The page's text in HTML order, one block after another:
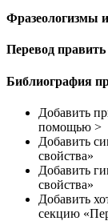
Фразеологизмы
Перевод править
Библиография
Добавить
помощью >
Добавить
свойства»
Добавить
свойства»
Добавить
секцию